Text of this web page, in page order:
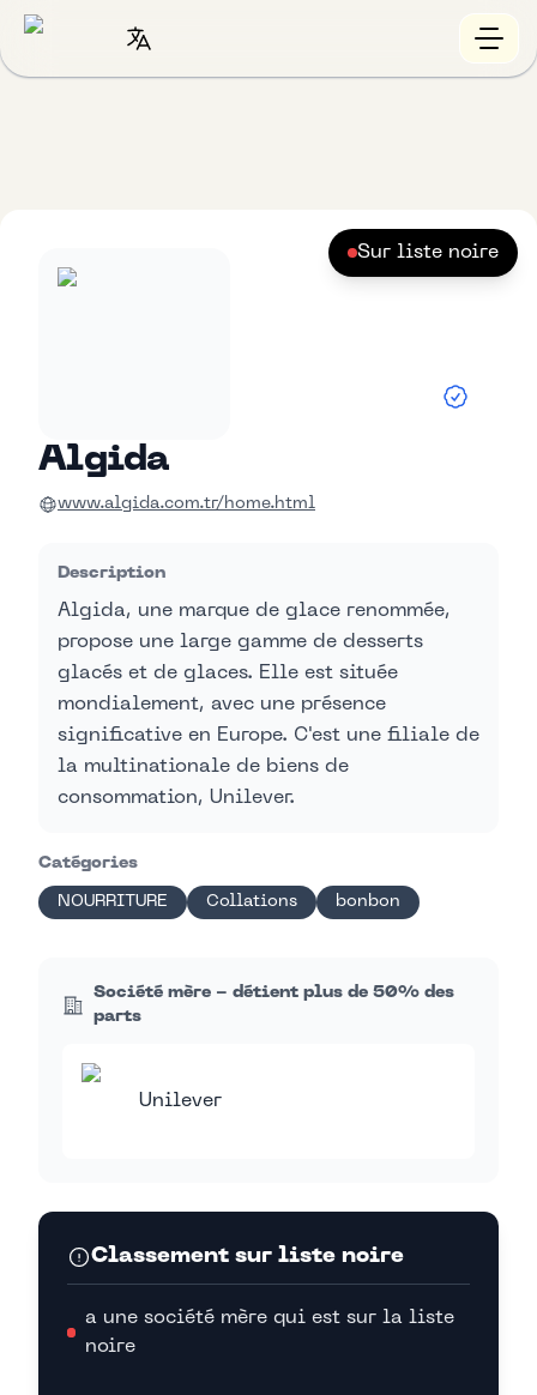
Sur liste noire
Algida
www.algida.com.tr/home.html
Description
Algida, une marque de glace renommée,
propose une large gamme de desserts
glacés et de glaces. Elle est située
mondialement, avec une présence
significative en Europe. C'est une filiale de
la multinationale de biens de
consommation, Unilever.
Catégories
NOURRITURE Collations bonbon
Société mère - détient plus de 50% des
parts
Unilever
Classement sur liste noire
a une société mère qui est sur la liste
noire